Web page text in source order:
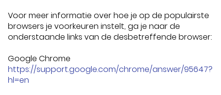
Voor meer informatie over hoe je op de populairste
browsers je voorkeuren instelt, ga je naar de
onderstaande links van de desbetreffende browser:
Google Chrome
https://support.google.com/chrome/answer/95647?
hl=en